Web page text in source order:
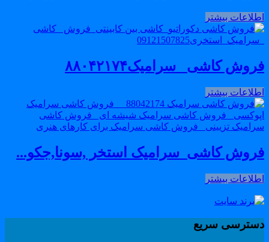
بیشتر
کاشی _سرامیک۸۸۰۴۲۱۷۴
بیشتر
کاشی_سرامیک استخر ,سونا,جکو...
بیشتر
سریع